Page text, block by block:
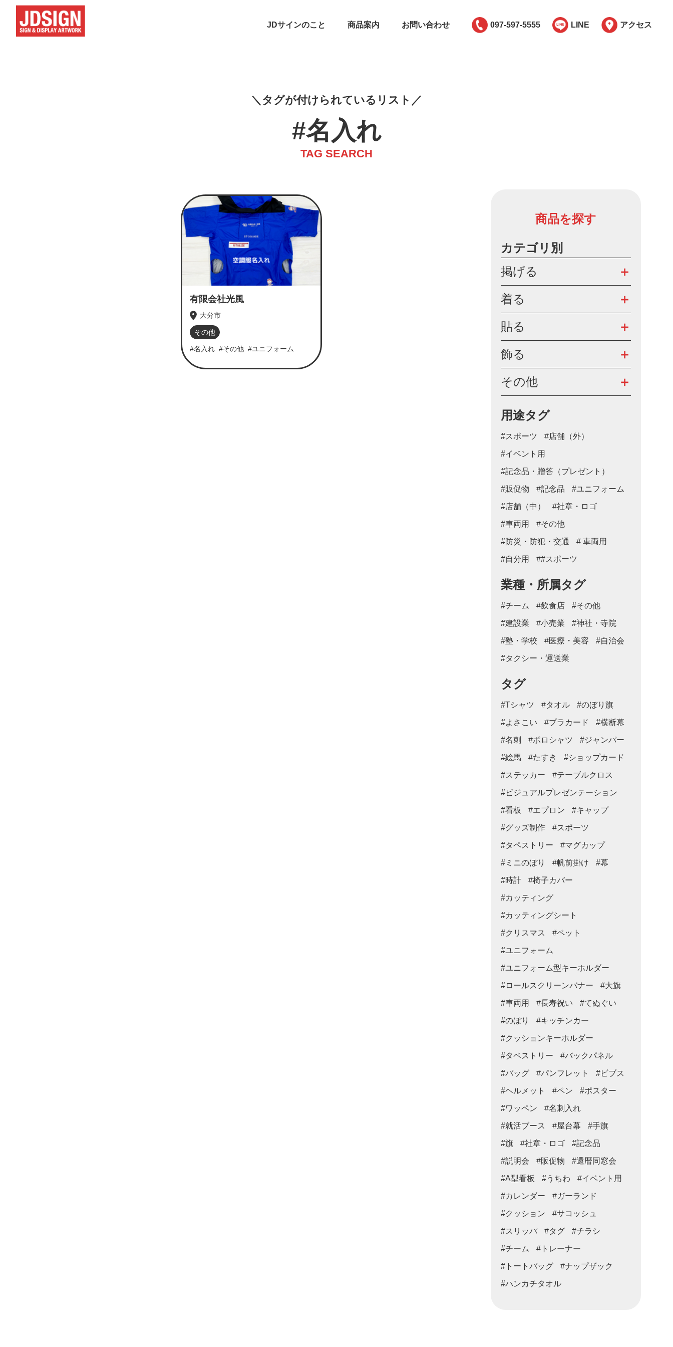
JDサインのこと 商品案内 お問い合わせ 097-597-5555 LINE アクセス
タグが付けられているリスト
#名入れ
TAG SEARCH
有限会社光風
大分市
その他
#名入れ #その他 #ユニフォーム
商品を探す
カテゴリ別
掲げる
着る
貼る
飾る
その他
用途タグ
#スポーツ #店舗（外）
#イベント用
#記念品・贈答（プレゼント）
#販促物 #記念品 #ユニフォーム
#店舗（中） #社章・ロゴ
#車両用 #その他
#防災・防犯・交通 # 車両用
#自分用 ##スポーツ
業種・所属タグ
#チーム #飲食店 #その他
#建設業 #小売業 #神社・寺院
#塾・学校 #医療・美容 #自治会
#タクシー・運送業
タグ
#Tシャツ #タオル #のぼり旗
#よさこい #プラカード #横断幕
#名刺 #ポロシャツ #ジャンパー
#絵馬 #たすき #ショップカード
#ステッカー #テーブルクロス
#ビジュアルプレゼンテーション
#看板 #エプロン #キャップ
#グッズ制作 #スポーツ
#タペストリー #マグカップ
#ミニのぼり #帆前掛け #幕
#時計 #椅子カバー
#カッティング
#カッティングシート
#クリスマス #ペット
#ユニフォーム
#ユニフォーム型キーホルダー
#ロールスクリーンバナー #大旗
#車両用 #長寿祝い #てぬぐい
#のぼり #キッチンカー
#クッションキーホルダー
#タペストリー #バックパネル
#バッグ #パンフレット #ビブス
#ヘルメット #ペン #ポスター
#ワッペン #名刺入れ
#就活ブース #屋台幕 #手旗
#旗 #社章・ロゴ #記念品
#説明会 #販促物 #還暦同窓会
#A型看板 #うちわ #イベント用
#カレンダー #ガーランド
#クッション #サコッシュ
#スリッパ #タグ #チラシ
#チーム #トレーナー
#トートバッグ #ナップザック
#ハンカチタオル